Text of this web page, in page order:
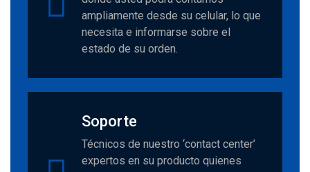
ampliamente desde su celular, lo que
necesita e informarse sobre el
estado de su orden.
Soporte
Técnicos de nuestro ‘contact center’
expertos en su producto quienes